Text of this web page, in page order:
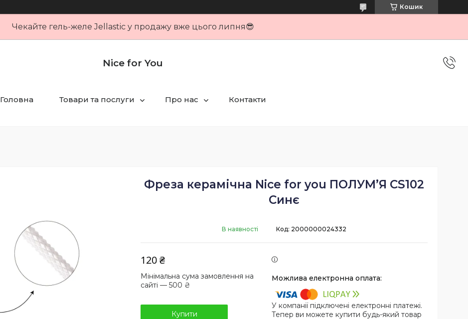
Кошик
Чекайте гель-желе Jellastic у продажу вже цього липня😎
Nice for You
Головна Товари та послуги Про нас Контакти
Фреза керамічна Nice for you ПОЛУМ’Я CS102
Синє
В наявності Код: 2000000024332
120 ₴
Мінімальна сума замовлення на
сайті — 500 ₴
Купити
У компанії підключені електронні платежі.
Тепер ви можете купити будь-який товар